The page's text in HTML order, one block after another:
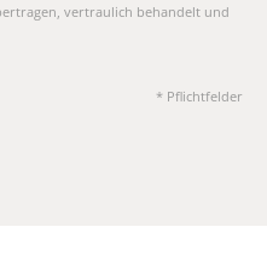
vertraulich behandelt und
* Pflichtfelder